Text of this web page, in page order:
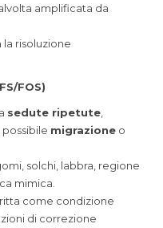
amplificata da
risoluzione
FOS)
sedute ripetute,
migrazioneo
solchi, labbra, regione
mimica.
come condizione
di correzione